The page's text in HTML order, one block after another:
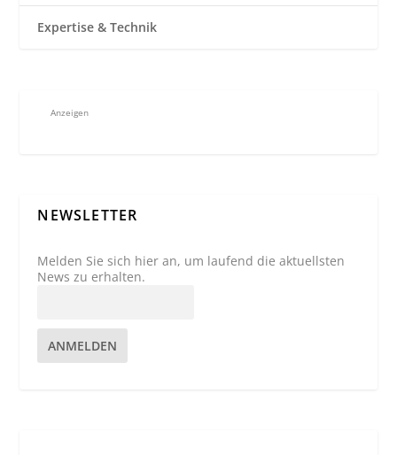
Expertise & Technik
Anzeigen
NEWSLETTER
Melden Sie sich hier an, um laufend die aktuellsten
News zu erhalten.
ANMELDEN